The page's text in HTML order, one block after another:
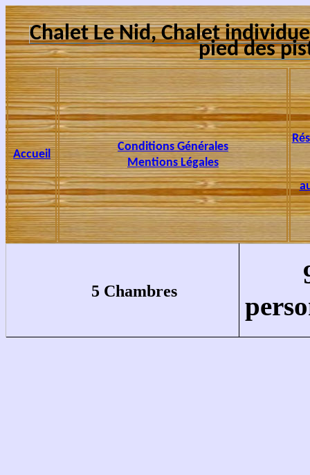
Chalet Le Nid, Chalet
pied des
Accueil
Conditions Générales
Mentions Légales
5 Chambres